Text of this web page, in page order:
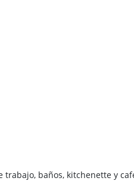
trabajo, baños, kitchenette y